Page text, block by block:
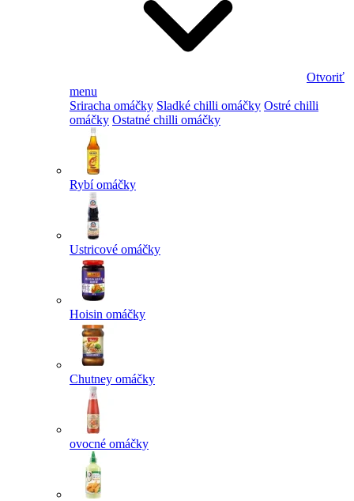
Otvoriť
menu
Sriracha omáčky Sladké chilli omáčky Ostré chilli
omáčky Ostatné chilli omáčky
Rybí omáčky
Ustricové omáčky
Hoisin omáčky
Chutney omáčky
ovocné omáčky